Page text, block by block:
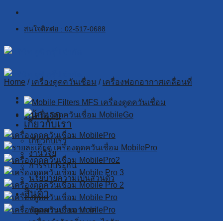
Skip
contentสนใจติดต่อ : 02-517-0688
หน้าแรก
เกี่ยวกับเรา
เกี่ยวกับเรา
งานวิจัย
การรับประกัน
นโยบายความเป็นส่วนตัว
สินค้า
พัดลมระบายอากาศ
Home / เครื่องดูดควันเชื่อม / เครื่องฟอกอากาศเคลื่อนที่